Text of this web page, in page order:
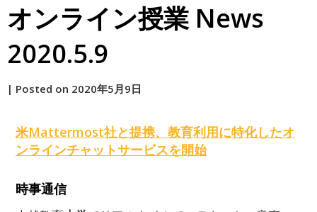
オンライン授業 News
2020.5.9
by
| Posted on 2020年5月9日
米Mattermost社と提携、教育利用に特化したオ
ンラインチャットサービスを開始
時事通信